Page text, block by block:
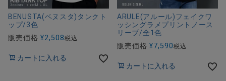
BENUSTA(ベヌスタ)タンクト
ップ/3色
販売価格 ¥2,508税込
カートに入れる
ARULE(アルール)フェイクワ
ッシングラメプリントノース
リーブ/全1色
販売価格 ¥7,590税込
カートに入れる